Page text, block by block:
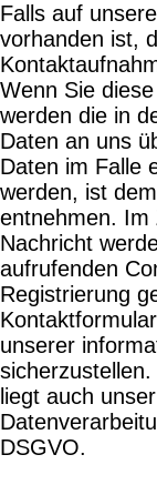
Falls auf
vorhanden ist,
Wenn Sie
werden die in
Daten an uns
Daten im Falle
werden, ist
entnehmen. Im
Nachricht
aufrufenden
Registrierung
unserer
liegt auch
DSGVO.